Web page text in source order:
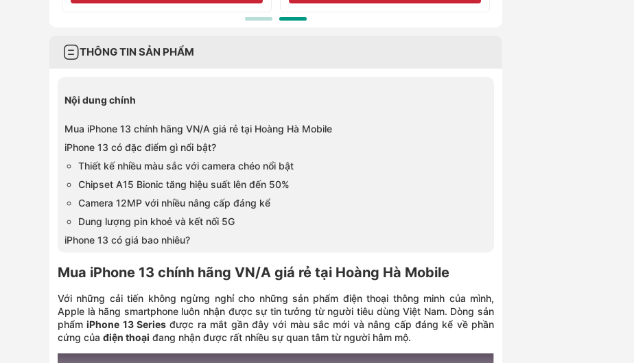
THÔNG TIN SẢN PHẨM
Nội dung chính
Mua iPhone 13 chính hãng VN/A giá rẻ tại Hoàng Hà Mobile
iPhone 13 có đặc điểm gì nổi bật?
Thiết kế nhiều màu sắc với camera chéo nổi bật
Chipset A15 Bionic tăng hiệu suất lên đến 50%
Camera 12MP với nhiều nâng cấp đáng kể
Dung lượng pin khoẻ và kết nối 5G
iPhone 13 có giá bao nhiêu?
Mua iPhone 13 chính hãng VN/A giá rẻ tại Hoàng Hà Mobile
Với những cải tiến không ngừng nghỉ cho những sản phẩm điện thoại thông minh của mình,
Apple là hãng smartphone luôn nhận được sự tin tưởng từ người tiêu dùng Việt Nam. Dòng sản
phẩmiPhone 13 Series được ra mắt gần đây với màu sắc mới và nâng cấp đáng kể về phần
cứng của điện thoại đang nhận được rất nhiều sự quan tâm từ người hâm mộ.